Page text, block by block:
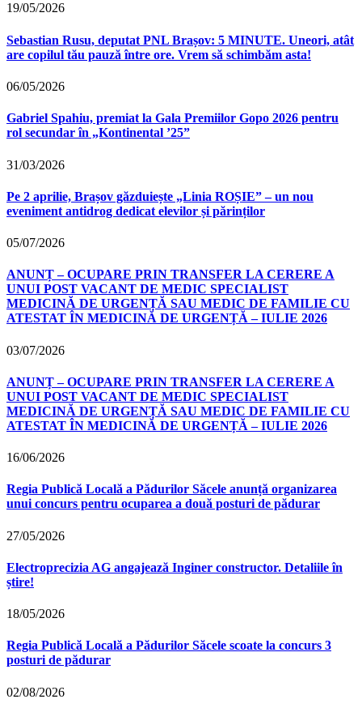
19/05/2026
Sebastian Rusu, deputat PNL Brașov: 5 MINUTE. Uneori, atât
are copilul tău pauză între ore. Vrem să schimbăm asta!
06/05/2026
Gabriel Spahiu, premiat la Gala Premiilor Gopo 2026 pentru
rol secundar în „Kontinental ’25”
31/03/2026
Pe 2 aprilie, Brașov găzduiește „Linia ROȘIE” – un nou
eveniment antidrog dedicat elevilor și părinților
05/07/2026
ANUNȚ – OCUPARE PRIN TRANSFER LA CERERE A
UNUI POST VACANT DE MEDIC SPECIALIST
MEDICINĂ DE URGENȚĂ SAU MEDIC DE FAMILIE CU
ATESTAT ÎN MEDICINĂ DE URGENȚĂ – IULIE 2026
03/07/2026
ANUNȚ – OCUPARE PRIN TRANSFER LA CERERE A
UNUI POST VACANT DE MEDIC SPECIALIST
MEDICINĂ DE URGENȚĂ SAU MEDIC DE FAMILIE CU
ATESTAT ÎN MEDICINĂ DE URGENȚĂ – IULIE 2026
16/06/2026
Regia Publică Locală a Pădurilor Săcele anunță organizarea
unui concurs pentru ocuparea a două posturi de pădurar
27/05/2026
Electroprecizia AG angajează Inginer constructor. Detaliile în
știre!
18/05/2026
Regia Publică Locală a Pădurilor Săcele scoate la concurs 3
posturi de pădurar
02/08/2026